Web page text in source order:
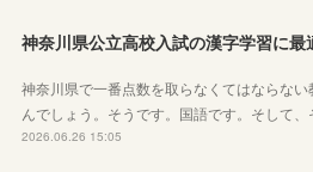
神奈川県で一番点数を取らなくてはならない
んでしょう。そうです。国語です。そして、
2026.06.26 15:05